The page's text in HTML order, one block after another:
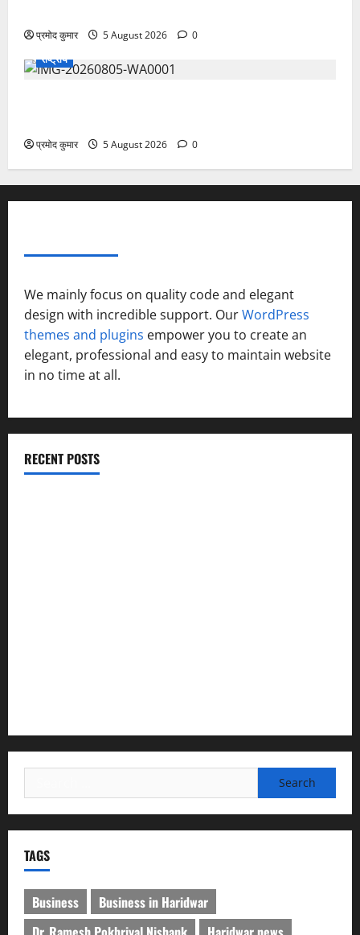
प्रमोद कुमार 5 August 2026
0
राष्ट्रीय
प्रमोद कुमार 5 August 2026 0
We mainly focus on quality code and elegant
design with incredible support. OurWordPress
themes and plugins empower you to create an
elegant, professional and easy to maintain website
in no time at all.
RECENT POSTS
for:
TAGS
Business
Business in Haridwar